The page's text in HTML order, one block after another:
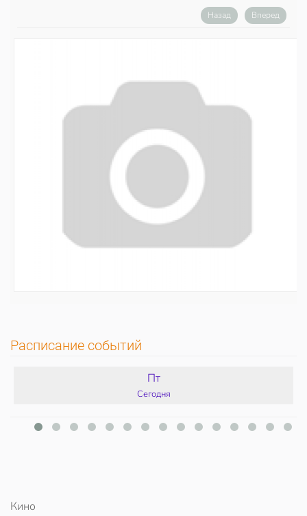
Назад Вперед
Расписание событий
Пт
Сегодня
Кино